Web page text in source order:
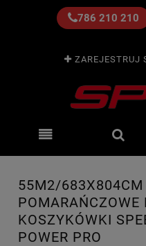
786 210 210
ZAREJESTRUJ
55M2/683X804CM
POMARAŃCZOWE
KOSZYKÓWKI
POWER PRO